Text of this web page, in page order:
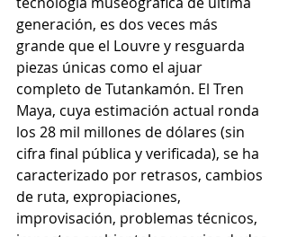
generación, es dos veces más
grande que el Louvre y resguarda
piezas únicas como el ajuar
completo de Tutankamón. El Tren
Maya, cuya estimación actual ronda
los 28 mil millones de dólares (sin
cifra final pública y verificada), se ha
caracterizado por retrasos, cambios
de ruta, expropiaciones,
improvisación, problemas técnicos,